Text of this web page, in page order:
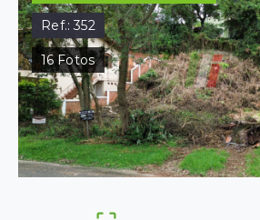
Ref.:352
16Fotos